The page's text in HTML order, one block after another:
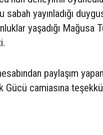
sabah yayınladığı
yaşadığı Mağusa
paylaşım
Gücü camiasına